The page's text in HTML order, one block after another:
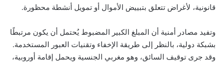
قانونية، لأغراض تتعلق بتبييض الأموال أو تمويل أنشطة محظورة.
وتفيد مصادر أمنية أن المبلغ الكبير المضبوط يُحتمل أن يكون مرتبطًا
بشبكة دولية، بالنظر إلى طريقة الإخفاء وتقنيات العبور المستخدمة.
وقد جرى توقيف السائق، وهو مغربي الجنسية ويحمل إقامة أوروبية،